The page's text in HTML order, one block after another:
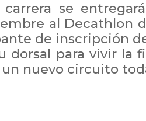
se
al Decathlon
de inscripción
dorsal para vivir la
nuevo circuito